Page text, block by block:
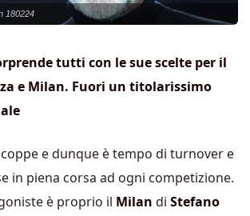
180224
tutti con le sue scelte per il
e Milan. Fuori un titolarissimo
e dunque è tempo di turnover e
in piena corsa ad ogni competizione.
è proprio il Milan di Stefano